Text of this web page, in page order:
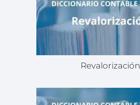
Revalorización